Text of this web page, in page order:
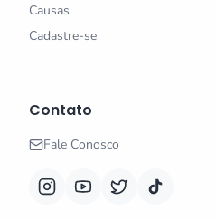
Causas
Cadastre-se
Contato
Fale Conosco